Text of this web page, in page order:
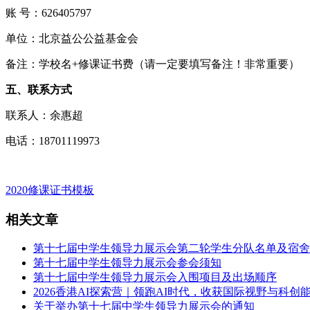
账 号：626405797
单位：北京益公公益基金会
备注：学校名+修课证书费（请一定要填写备注！非常重要）
五、联系方式
联系人：余惠超
电话：18701119973
2020修课证书模板
相关文章
第十七届中学生领导力展示会第二轮学生分队名单及宿
第十七届中学生领导力展示会参会须知
第十七届中学生领导力展示会入围项目及出场顺序
2026香港AI探索营｜领跑AI时代，收获国际视野与科创
关于举办第十七届中学生领导力展示会的通知